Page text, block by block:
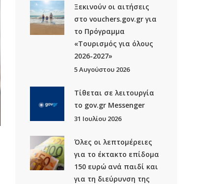
Ξεκινούν οι αιτήσεις
στο vouchers.gov.gr για
το Πρόγραμμα
«Τουρισμός για όλους
2026-2027»
5 Αυγούστου 2026
Τίθεται σε λειτουργία
το gov.gr Μessenger
31 Ιουλίου 2026
Όλες οι λεπτομέρειες
για το έκτακτο επίδομα
150 ευρώ ανά παιδί και
για τη διεύρυνση της